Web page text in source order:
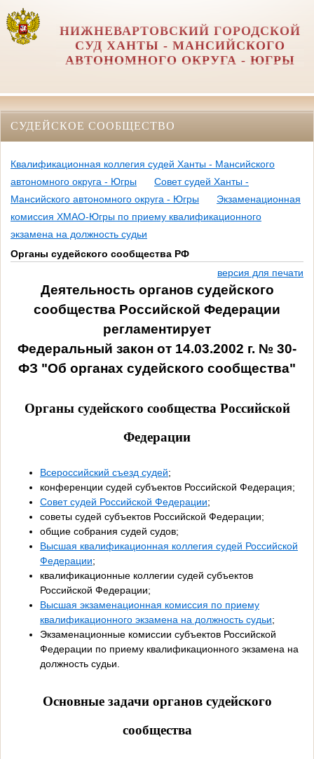
НИЖНЕВАРТОВСКИЙ ГОРОДСКОЙ
СУД ХАНТЫ - МАНСИЙСКОГО
АВТОНОМНОГО ОКРУГА - ЮГРЫ
СУДЕЙСКОЕ СООБЩЕСТВО
Квалификационная коллегия судей Ханты - Мансийского
автономного округа - Югры
Совет судей Ханты -
Мансийского автономного округа - Югры
Экзаменационная
комиссия ХМАО-Югры по приему квалификационного
экзамена на должность судьи
Органы судейского сообщества РФ
версия для печати
Деятельность органов судейского
сообщества Российской Федерации
регламентирует
Федеральный закон от 14.03.2002 г. № 30-
ФЗ "Об органах судейского сообщества"
Органы судейского сообщества Российской
Федерации
Всероссийский съезд судей;
конференции судей субъектов Российской Федерация;
Совет судей Российской Федерации;
советы судей субъектов Российской Федерации;
общие собрания судей судов;
Высшая квалификационная коллегия судей Российской
Федерации;
квалификационные коллегии судей субъектов
Российской Федерации;
Высшая экзаменационная комиссия по приему
квалификационного экзамена на должность судьи;
Экзаменационные комиссии субъектов Российской
Федерации по приему квалификационного экзамена на
должность судьи.
Основные задачи органов судейского
сообщества